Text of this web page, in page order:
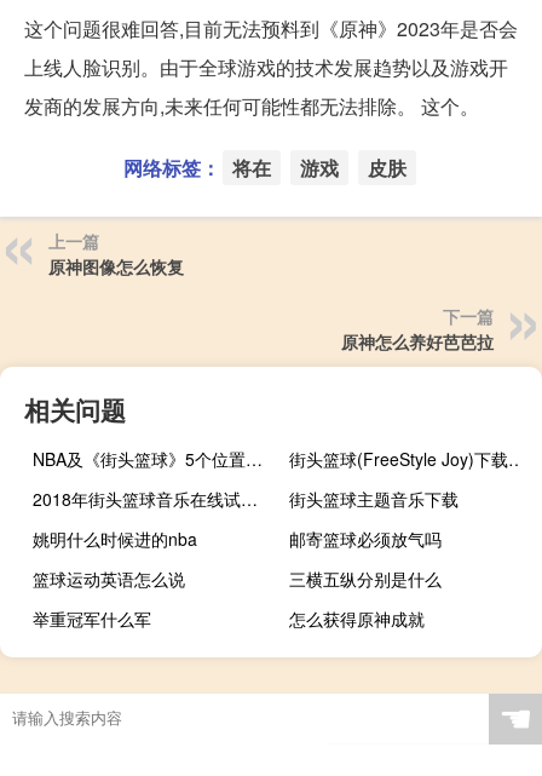
这个问题很难回答,目前无法预料到《原神》2023年是否会
上线人脸识别。由于全球游戏的技术发展趋势以及游戏开
发商的发展方向,未来任何可能性都无法排除。 这个。
网络标签： 将在 游戏 皮肤
上一篇
原神图像怎么恢复
下一篇
原神怎么养好芭芭拉
相关问题
NBA及《街头篮球》5个位置的详细介绍
街头篮球(FreeStyle Joy)下载(电脑、安卓和IOS所有版本)
2018年街头篮球音乐在线试听及下载
街头篮球主题音乐下载
姚明什么时候进的nba
邮寄篮球必须放气吗
篮球运动英语怎么说
三横五纵分别是什么
举重冠军什么军
怎么获得原神成就
原神怎么卡海船飞行
打篮球一个队多少人
十四届全运会什么时候举
奥运金牌榜2021还有几枚金牌☚